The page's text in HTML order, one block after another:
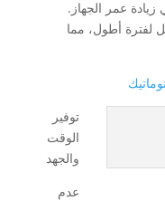
عمر الجهاز.
لفترة أطول، مما
توفير
الوقت
والجهد
عدم